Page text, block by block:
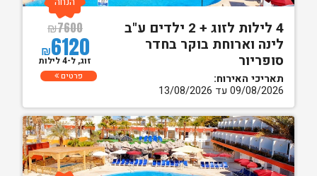
4 לילות לזוג + 2 ילדים ע"ב
לינה וארוחת בוקר בחדר
סופריור
תאריכי האירוח:
09/08/2026 עד 13/08/2026
₪7600
₪6120
זוג, ל-4 לילות
פרטים